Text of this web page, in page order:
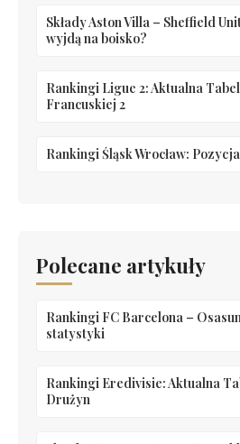
Składy Aston Villa – Sheffield
wyjdą na boisko?
Rankingi Ligue 2: Aktualna
Francuskiej 2
Rankingi Śląsk Wrocław:
Polecane artykuły
Rankingi FC Barcelona –
statystyki
Rankingi Eredivisie: Aktualna
Drużyn